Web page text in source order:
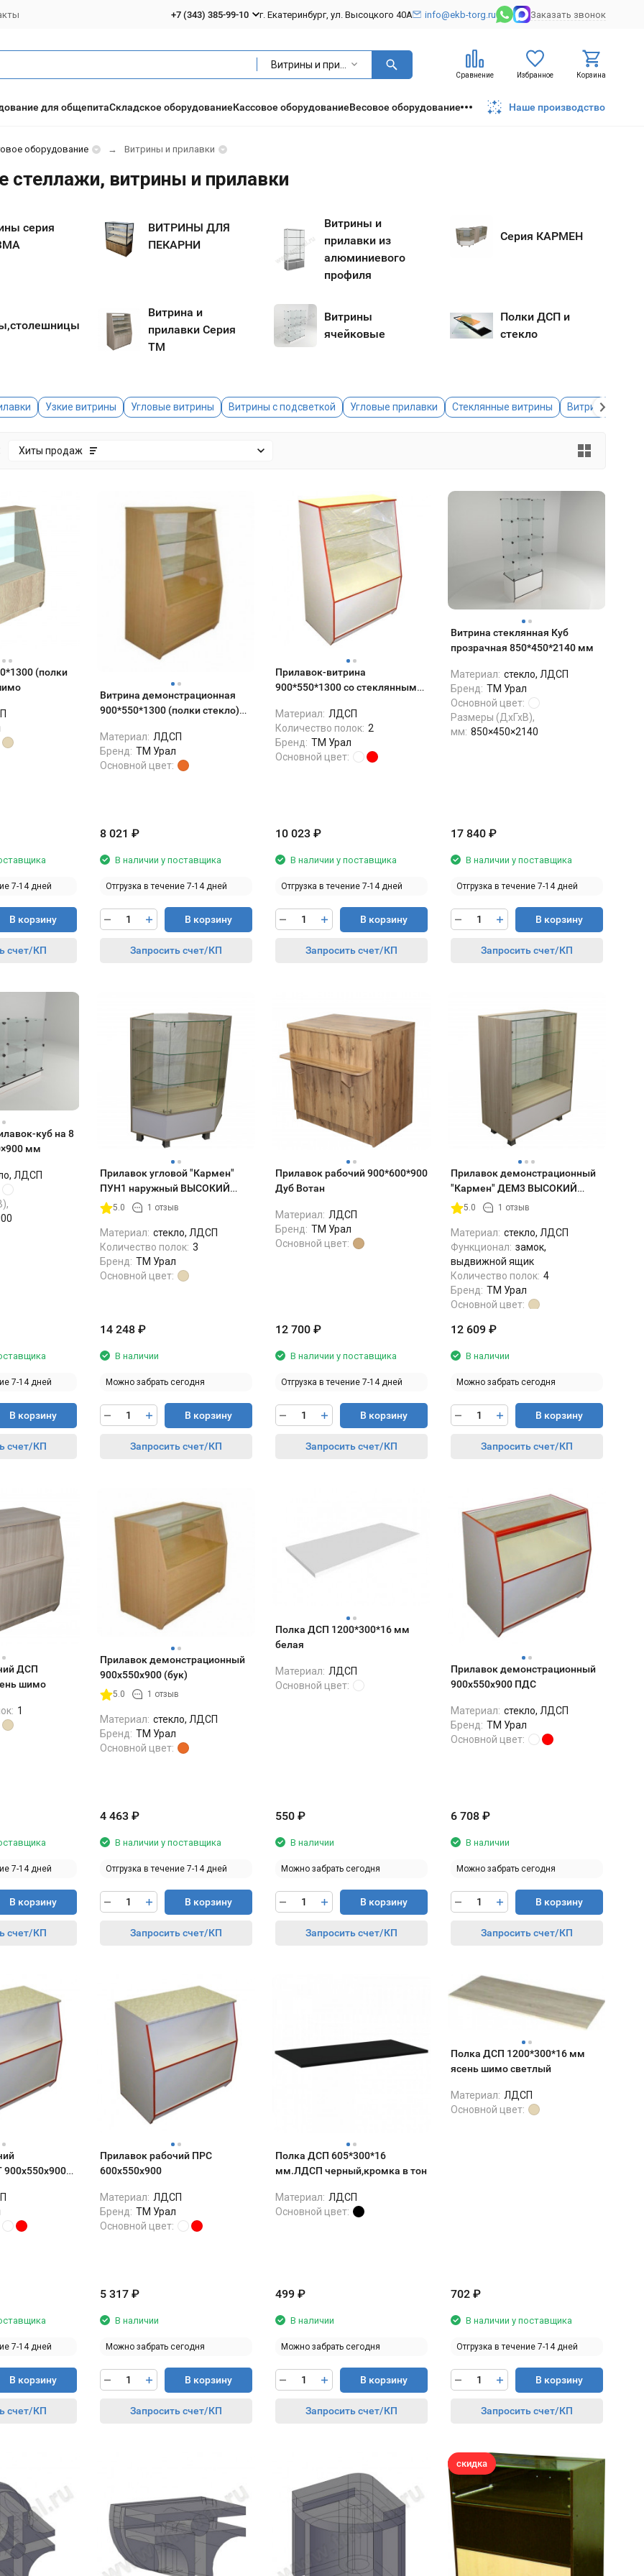
+7 (343) 385-99-10 г. Екатеринбург, ул. Высоцкого 40А info@ekb-torg.ru Заказать звонок
Сравнение Избранное Корзина
для общепитаСкладское оборудованиеКассовое оборудованиеВесовое оборудование Наше производство
оборудование Витрины и прилавки
стеллажи, витрины и прилавки
серия
ВИТРИНЫ ДЛЯ
ПЕКАРНИ
Витрины и
прилавки из
алюминиевого
профиля
Серия КАРМЕН
Витрина и
прилавки Серия
ТМ
Витрины
ячейковые
Полки ДСП и
стекло
Узкие витрины Угловые витрины Витрины с подсветкой Угловые прилавки Стеклянные витрины Витрина из
Хиты продаж
(полки
7-14 дней
В корзину
счет/КП
Витрина демонстрационная
900*550*1300 (полки стекло)
Материал: ЛДСП
Бренд: ТМ Урал
Основной цвет:
8 021 ₽
В наличии у поставщика
Отгрузка в течение 7-14 дней
В корзину
Запросить счет/КП
Прилавок-витрина
900*550*1300 со стеклянными
Материал: ЛДСП
Количество полок: 2
Бренд: ТМ Урал
Основной цвет:
10 023 ₽
В наличии у поставщика
Отгрузка в течение 7-14 дней
В корзину
Запросить счет/КП
Витрина стеклянная Куб
прозрачная 850*450*2140 мм
Материал: стекло, ЛДСП
Бренд: ТМ Урал
Основной цвет:
Размеры (ДхГхВ),
мм: 850×450×2140
17 840 ₽
В наличии у поставщика
Отгрузка в течение 7-14 дней
В корзину
Запросить счет/КП
куб на 8
мм
ЛДСП
7-14 дней
В корзину
счет/КП
Прилавок угловой "Кармен"
ПУН1 наружный ВЫСОКИЙ
700*700*1150 (ясень шимо/
5.0 1 отзыв
Материал: стекло, ЛДСП
Количество полок: 3
Бренд: ТМ Урал
Основной цвет:
14 248 ₽
В наличии
Можно забрать сегодня
В корзину
Запросить счет/КП
Прилавок рабочий 900*600*900
Дуб Вотан
Материал: ЛДСП
Бренд: ТМ Урал
Основной цвет:
12 700 ₽
В наличии у поставщика
Отгрузка в течение 7-14 дней
В корзину
Запросить счет/КП
Прилавок демонстрационный
"Кармен" ДЕМ3 ВЫСОКИЙ
850*450*1150
5.0 1 отзыв
Материал: стекло, ЛДСП
Функционал: замок,
выдвижной ящик
Количество полок: 4
Бренд: ТМ Урал
Основной цвет:
12 609 ₽
В наличии
Можно забрать сегодня
В корзину
Запросить счет/КП
ДСП
шимо
1
7-14 дней
В корзину
счет/КП
Прилавок демонстрационный
900х550х900 (бук)
5.0 1 отзыв
Материал: стекло, ЛДСП
Бренд: ТМ Урал
Основной цвет:
4 463 ₽
В наличии у поставщика
Отгрузка в течение 7-14 дней
В корзину
Запросить счет/КП
Полка ДСП 1200*300*16 мм
белая
Материал: ЛДСП
Основной цвет:
550 ₽
В наличии
Можно забрать сегодня
В корзину
Запросить счет/КП
Прилавок демонстрационный
900х550х900 ПДС
Материал: стекло, ЛДСП
Бренд: ТМ Урал
Основной цвет:
6 708 ₽
В наличии
Можно забрать сегодня
В корзину
Запросить счет/КП
7-14 дней
В корзину
счет/КП
Прилавок рабочий ПРС
600х550х900
Материал: ЛДСП
Бренд: ТМ Урал
Основной цвет:
5 317 ₽
В наличии
Можно забрать сегодня
В корзину
Запросить счет/КП
Полка ДСП 605*300*16
мм.ЛДСП черный,кромка в тон
Материал: ЛДСП
Основной цвет:
499 ₽
В наличии
Можно забрать сегодня
В корзину
Запросить счет/КП
Полка ДСП 1200*300*16 мм
ясень шимо светлый
Материал: ЛДСП
Основной цвет:
702 ₽
В наличии у поставщика
Отгрузка в течение 7-14 дней
В корзину
Запросить счет/КП
скидка